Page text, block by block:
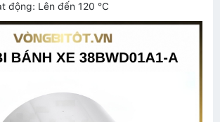
động: Lên đến 120 °C